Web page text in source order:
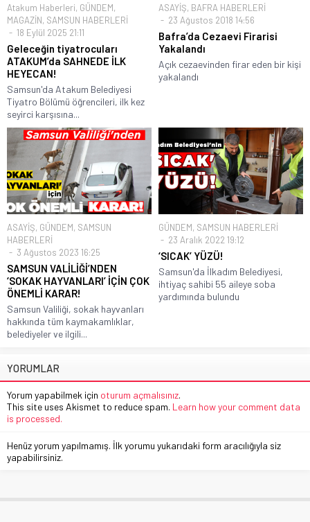
Atakum Haberleri, GÜNDEM,
MAGAZİN, SAMSUN HABERLERİ
18 Eylül 2025 21:11
Geleceğin tiyatrocuları
ATAKUM’da SAHNEDE İLK
HEYECAN!
Samsun'da Atakum Belediyesi
Tiyatro Bölümü öğrencileri, ilk kez
seyirci karşısına...
ASAYİŞ, BAFRA HABERLERİ
23 Ağustos 2018 14:56
Bafra’da Cezaevi Firarisi
Yakalandı
Açık cezaevinden firar eden bir kişi
yakalandı
ASAYİŞ, GÜNDEM, SAMSUN
HABERLERİ
3 Ağustos 2023 16:25
SAMSUN VALİLİĞİ’NDEN
‘SOKAK HAYVANLARI’ İÇİN ÇOK
ÖNEMLİ KARAR!
Samsun Valiliği, sokak hayvanları
hakkında tüm kaymakamlıklar,
belediyeler ve ilgili...
GÜNDEM, SAMSUN HABERLERİ
23 Aralık 2022 19:12
‘SICAK’ YÜZÜ!
Samsun'da İlkadım Belediyesi,
ihtiyaç sahibi 55 aileye soba
yardımında bulundu
YORUMLAR
Yorum yapabilmek için oturum açmalısınız.
This site uses Akismet to reduce spam. Learn how your comment data
is processed.
Henüz yorum yapılmamış. İlk yorumu yukarıdaki form aracılığıyla siz
yapabilirsiniz.